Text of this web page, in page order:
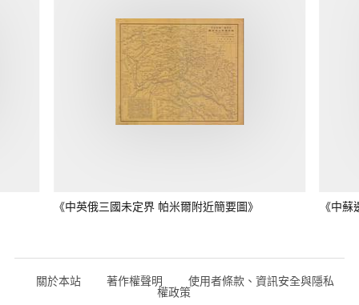
《中英俄三國未定界 帕米爾附近簡要圖》 《中
關於本站 著作權聲明 使用者條款、資訊安全與隱私
權政策